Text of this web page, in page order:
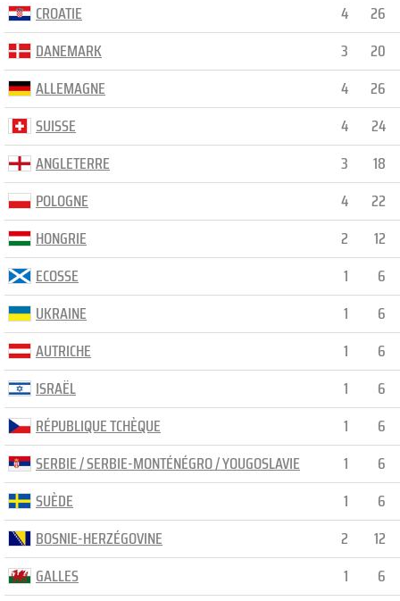
CROATIE
DANEMARK
ALLEMAGNE
SUISSE
ANGLETERRE
POLOGNE
HONGRIE
ECOSSE
UKRAINE
AUTRICHE
ISRAËL
RÉPUBLIQUE TCHÈQUE
SERBIE / SERBIE-MONTÉNÉGRO / YOUGOSLAVIE
SUÈDE
BOSNIE-HERZÉGOVINE
GALLES
4
26
3
20
4
26
4
24
3
18
4
22
2
12
1
6
1
6
1
6
1
6
1
6
1
6
1
6
2
12
1
6